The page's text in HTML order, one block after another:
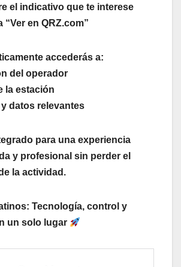
el indicativo que te interese
“Ver en QRZ.com”
accederás a:
del operador
la estación
datos relevantes
para una experiencia
y profesional sin perder el
la actividad.
Tecnología, control y
un solo lugar